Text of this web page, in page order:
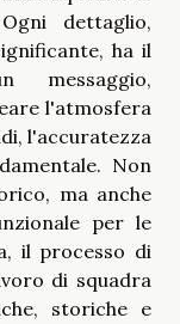
dettaglio,
ha il
l'atmosfera
l'accuratezza
Non
ma anche
per le
il processo di
di squadra
storiche e